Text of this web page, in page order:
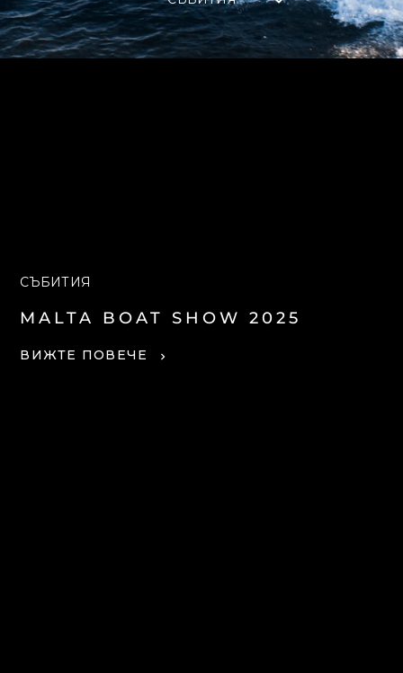
СЪБИТИЯ
MALTA BOAT SHOW 2025
ВИЖТЕ ПОВЕЧЕ